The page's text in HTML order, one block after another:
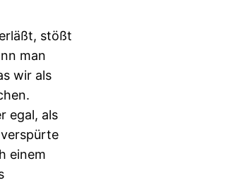
stößt
man
wir als
egal, als
einem